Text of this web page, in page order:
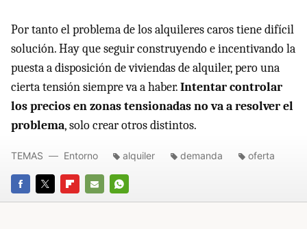
Por tanto el problema de los alquileres caros tiene difícil
solución. Hay que seguir construyendo e incentivando la
puesta a disposición de viviendas de alquiler, pero una
cierta tensión siempre va a haber.Intentar controlar
los precios en zonas tensionadas no va a resolver el
problema, solo crear otros distintos.
FACEBOOK
TWITTERFLIPBOARD
E-
WHATSAPP
TEMAS Entorno alquiler demanda oferta